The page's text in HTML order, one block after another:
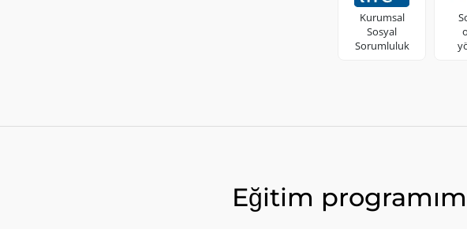
Kurumsal
Sosyal
Sorumluluk
Eğitim